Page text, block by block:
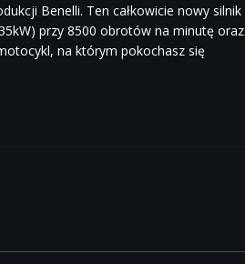
Benelli. Ten całkowicie nowy silnik
przy 8500 obrotów na minutę oraz
na którym pokochasz się